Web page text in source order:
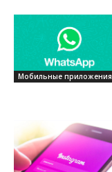
Мобильные приложения